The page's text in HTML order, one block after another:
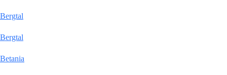
Bergtal
Bergtal
Betania